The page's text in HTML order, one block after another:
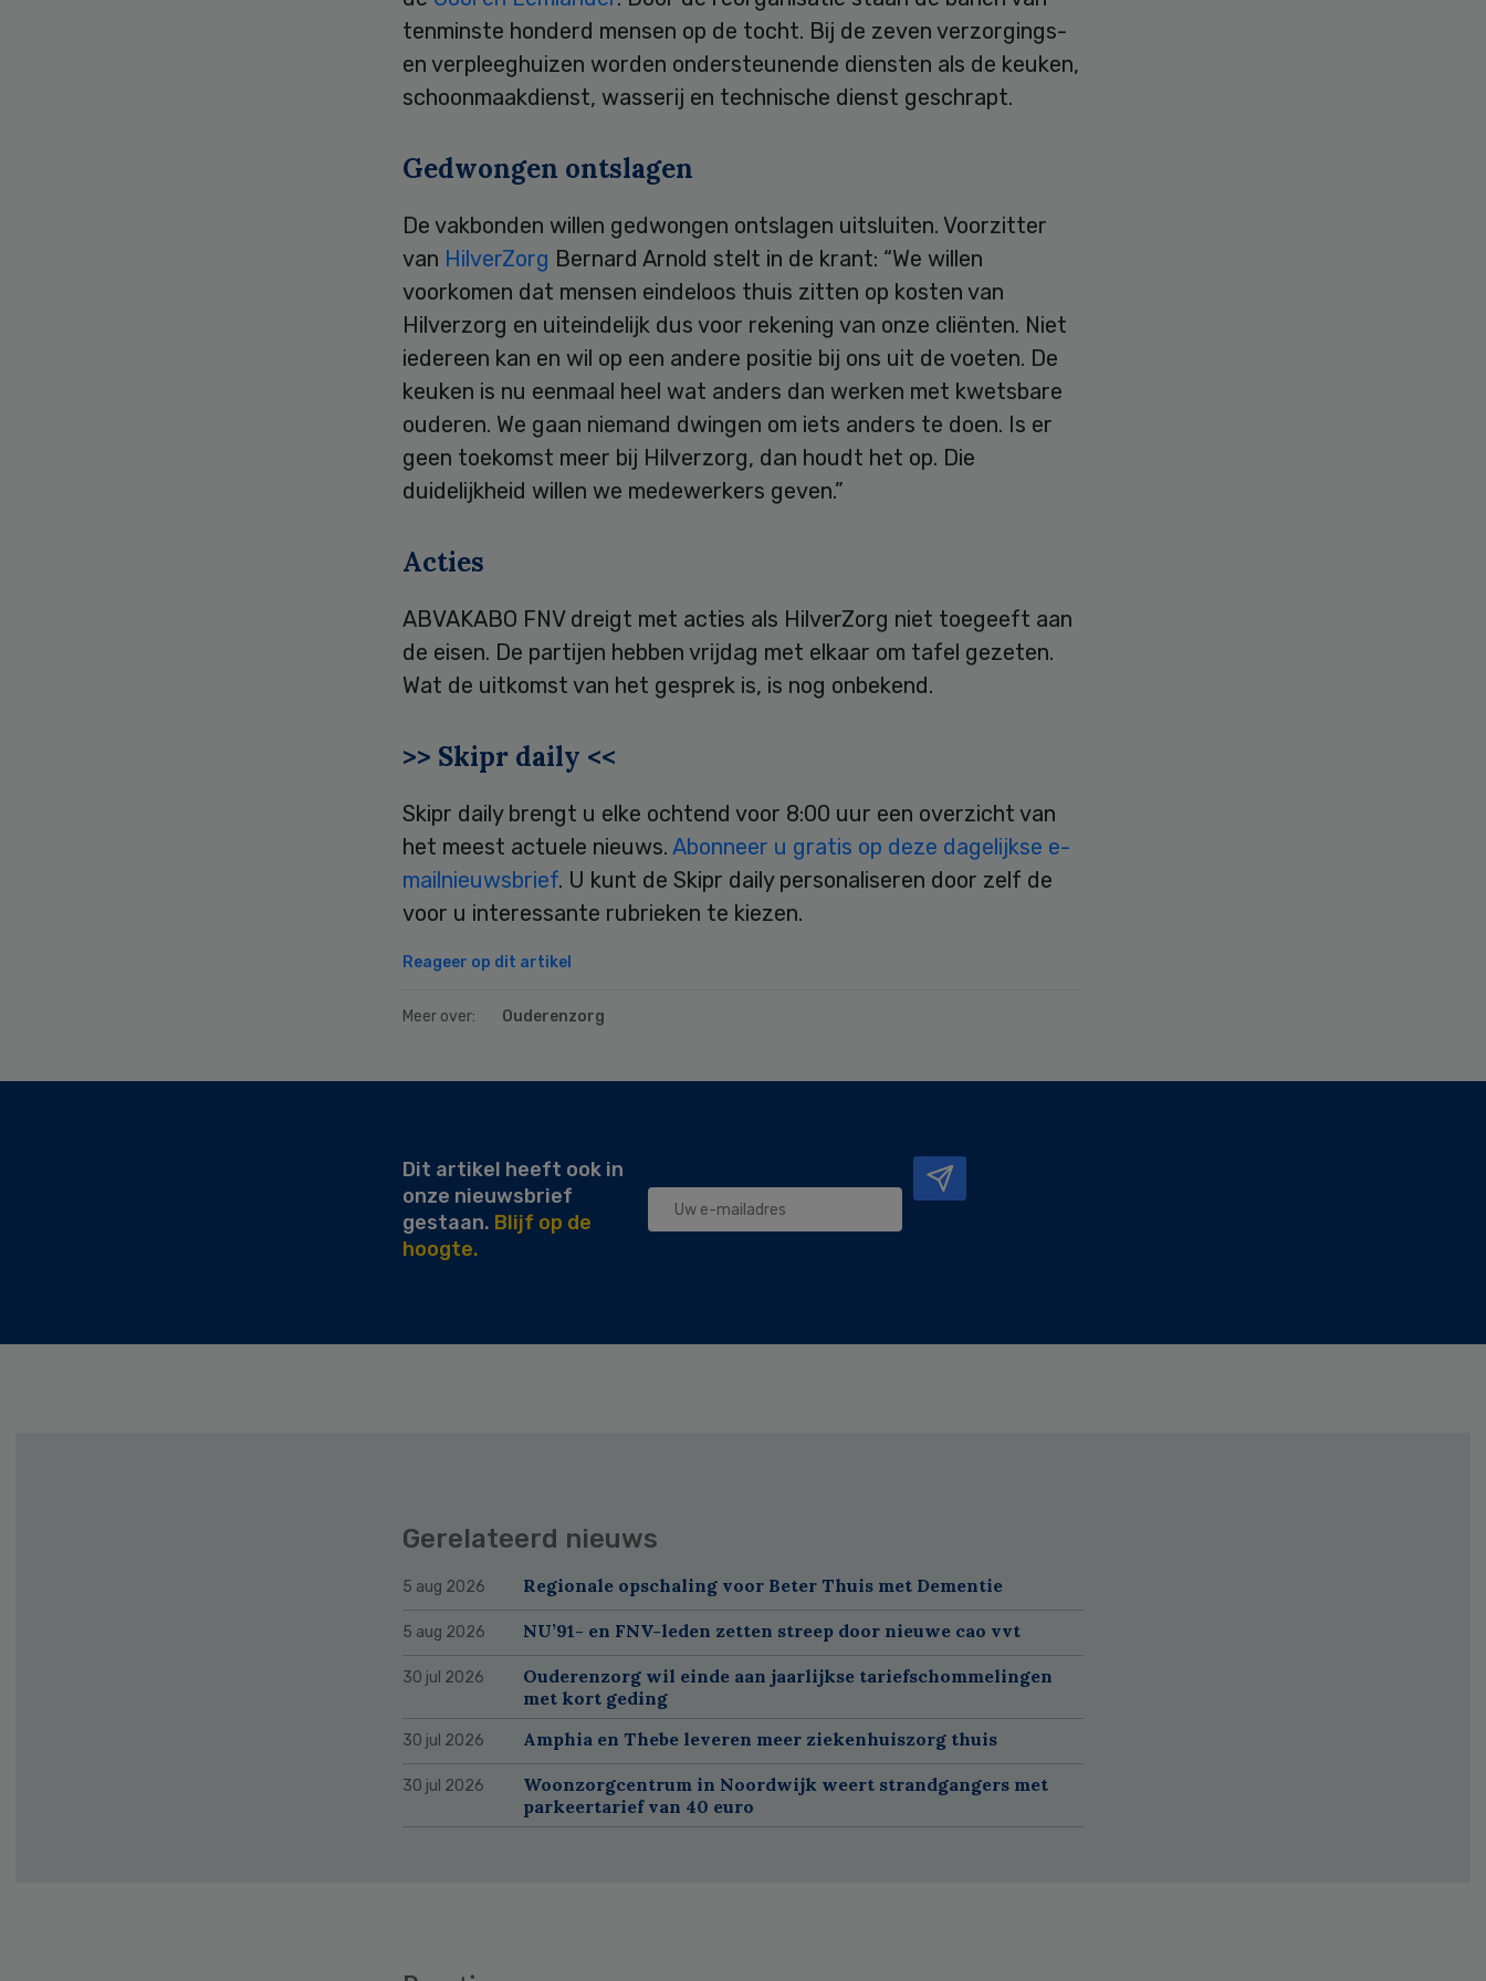
tenminste honderd mensen op de tocht. Bij de zeven verzorgings-
en verpleeghuizen worden ondersteunende diensten als de keuken,
schoonmaakdienst, wasserij en technische dienst geschrapt.
Gedwongen ontslagen
De vakbonden willen gedwongen ontslagen uitsluiten. Voorzitter
van HilverZorg Bernard Arnold stelt in de krant: “We willen
voorkomen dat mensen eindeloos thuis zitten op kosten van
Hilverzorg en uiteindelijk dus voor rekening van onze cliënten. Niet
iedereen kan en wil op een andere positie bij ons uit de voeten. De
keuken is nu eenmaal heel wat anders dan werken met kwetsbare
ouderen. We gaan niemand dwingen om iets anders te doen. Is er
geen toekomst meer bij Hilverzorg, dan houdt het op. Die
duidelijkheid willen we medewerkers geven.”
Acties
ABVAKABO FNV dreigt met acties als HilverZorg niet toegeeft aan
de eisen. De partijen hebben vrijdag met elkaar om tafel gezeten.
Wat de uitkomst van het gesprek is, is nog onbekend.
>> Skipr daily <<
Skipr daily brengt u elke ochtend voor 8:00 uur een overzicht van
het meest actuele nieuws. Abonneer u gratis op deze dagelijkse e-
mailnieuwsbrief. U kunt de Skipr daily personaliseren door zelf de
voor u interessante rubrieken te kiezen.
Reageer op dit artikel
Meer over: Ouderenzorg
Secondary
Dit artikel heeft ook in
onze nieuwsbrief
gestaan. Blijf op de
hoogte.
Gerelateerd nieuws
5 aug 2026 Regionale opschaling voor Beter Thuis met Dementie
5 aug 2026 NU’91- en FNV-leden zetten streep door nieuwe cao vvt
30 jul 2026
Ouderenzorg wil einde aan jaarlijkse tariefschommelingen
met kort geding
30 jul 2026 Amphia en Thebe leveren meer ziekenhuiszorg thuis
30 jul 2026
Woonzorgcentrum in Noordwijk weert strandgangers met
parkeertarief van 40 euro